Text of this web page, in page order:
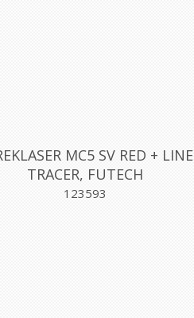
MC5 SV RED + LINE
TRACER, FUTECH
123593